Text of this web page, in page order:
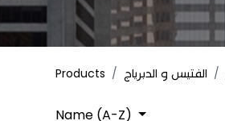
Products الفتيس و الدبرياج
Name (A-Z)